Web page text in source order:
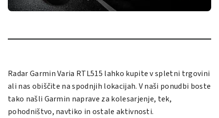
RadarGarmin Varia RTL515 lahko kupite v spletni trgovini
ali nas obiščite na spodnjih lokacijah. V naši ponudbi boste
tako našli Garmin naprave za kolesarjenje, tek,
pohodništvo, navtiko in ostale aktivnosti.